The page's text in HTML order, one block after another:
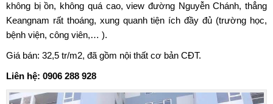
không bị ồn, không quá cao, view đường Nguyễn Chánh, thẳng
Keangnam rất thoáng, xung quanh tiện ích đầy đủ (trường học,
bệnh viện, công viên,… ).
Giá bán: 32,5 tr/m2, đã gồm nội thất cơ bản CĐT.
Liên hệ: 0906 288 928